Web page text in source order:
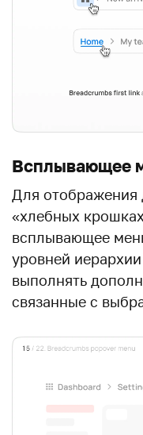
Всплывающее
Для отображения
«хлебных
всплывающее
уровней
выполнять
связанные с